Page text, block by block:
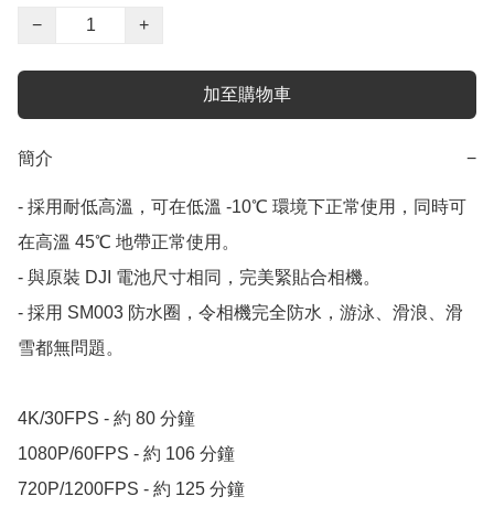
−
+
加至購物車
簡介 −
- 採用耐低高溫，可在低溫 -10℃ 環境下正常使用，同時可
在高溫 45℃ 地帶正常使用。
- 與原裝 DJI 電池尺寸相同，完美緊貼合相機。
- 採用 SM003 防水圈，令相機完全防水，游泳、滑浪、滑
雪都無問題。
4K/30FPS - 約 80 分鐘
1080P/60FPS - 約 106 分鐘
720P/1200FPS - 約 125 分鐘